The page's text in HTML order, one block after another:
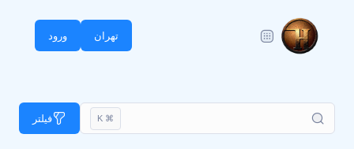
تهران ورود
⌘ K فیلتر